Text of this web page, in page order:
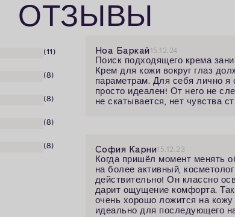
ОТЗЫВЫ
(11)
(8)
(8)
(8)
(8)
Ноа Баркай15.12.24
Поиск подходящего крема
Крем для кожи вокруг глаз
параметрам. Для себя лично я
просто идеален! От него не
не скатывается, нет чувства
София Карни15.12.23
Когда пришёл момент менять
на более активный,
действительно! Он классно
дарит ощущение комфорта.
очень хорошо ложится на кожу
идеально для последующего